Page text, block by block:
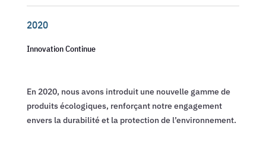
2020
Innovation Continue
En 2020, nous avons introduit une nouvelle gamme de
produits écologiques, renforçant notre engagement
envers la durabilité et la protection de l’environnement.